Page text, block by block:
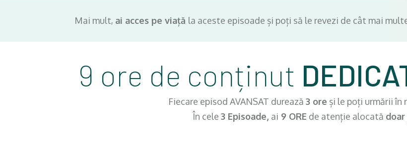
Mai mult, ai acces pe viață la aceste episoade și poți să le revezi de cât mai
9 ore de conținut
Fiecare episod AVANSAT durează 3 ore și le poți urmării în
În cele 3 Episoade, ai 9 ORE de atenție alocată